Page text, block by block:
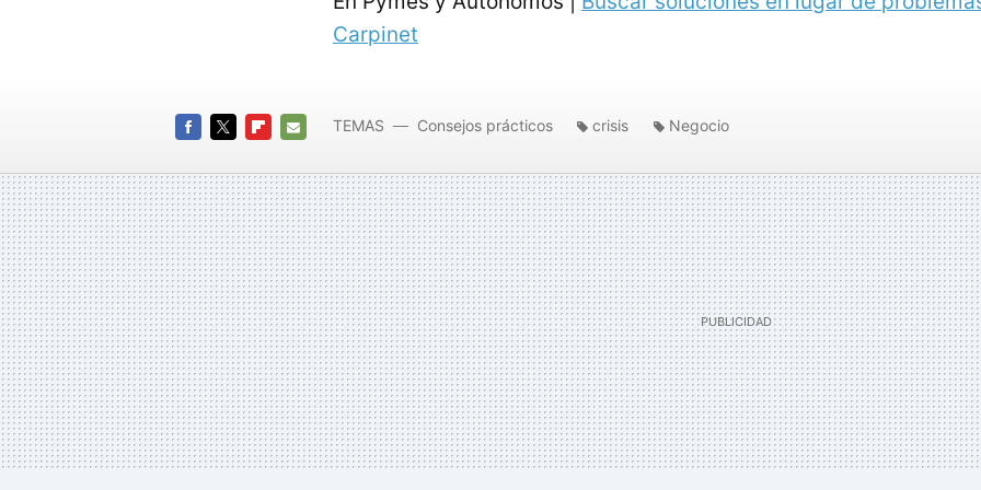
Carpinet
MAIL
TEMAS Consejos prácticos crisis Negocio